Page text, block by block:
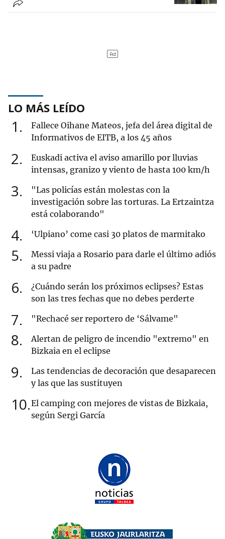
LO MÁS LEÍDO
1
Fallece Oihane Mateos, jefa del área digital de
Informativos de EITB, a los 45 años
2
Euskadi activa el aviso amarillo por lluvias
intensas, granizo y viento de hasta 100 km/h
3
"Las policías están molestas con la
investigación sobre las torturas. La Ertzaintza
está colaborando"
4 ‘Ulpiano’ come casi 30 platos de marmitako
5
Messi viaja a Rosario para darle el último adiós
a su padre
6
¿Cuándo serán los próximos eclipses? Estas
son las tres fechas que no debes perderte
7 "Rechacé ser reportero de ‘Sálvame"
8
Alertan de peligro de incendio "extremo" en
Bizkaia en el eclipse
9
Las tendencias de decoración que desaparecen
y las que las sustituyen
10 El camping con mejores de vistas de Bizkaia,
según Sergi García